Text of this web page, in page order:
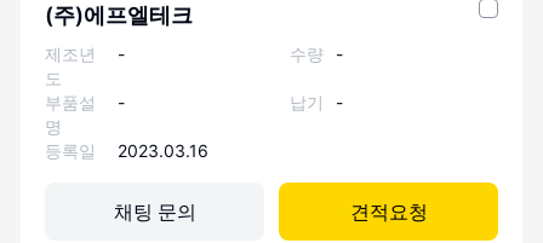
(주)에프엘테크
제조년
도
- 수량 -
부품설
명
- 납기 -
등록일 2023.03.16
채팅 문의 견적요청